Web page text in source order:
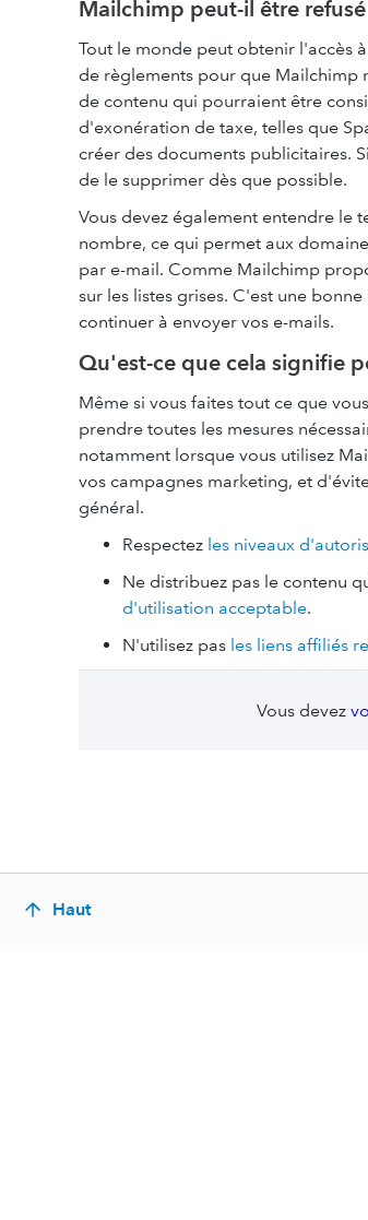
Mailchimp peut-il être refusé
Tout le monde peut obtenir l'accès
de règlements pour que Mailchimp
de contenu qui pourraient être
d'exonération de taxe, telles que
créer des documents publicitaires.
de le supprimer dès que possible.
Vous devez également entendre le
nombre, ce qui permet aux
par e-mail. Comme Mailchimp
sur les listes grises. C'est une
continuer à envoyer vos e-mails.
Qu'est-ce que cela signifie
Même si vous faites tout ce que
prendre toutes les mesures
notamment lorsque vous utilisez
vos campagnes marketing, et
général.
Respectez les niveaux
Ne distribuez pas le contenu
d'utilisation acceptable.
N'utilisez pas les liens affiliés
Vous devez
Haut